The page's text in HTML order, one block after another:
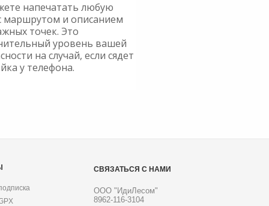
напечатать любую
маршрутом и описанием
точек. Это
уровень вашей
на случай, если сядет
у телефона.
СВЯЗАТЬСЯ С НАМИ
ООО "ИдиЛесом"
8962-116-3104